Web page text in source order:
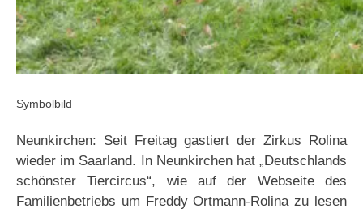
Symbolbild
Neunkirchen: Seit Freitag gastiert der Zirkus Rolina
wieder im Saarland. In Neunkirchen hat „Deutschlands
schönster Tiercircus“, wie auf der Webseite des
Familienbetriebs um Freddy Ortmann-Rolina zu lesen